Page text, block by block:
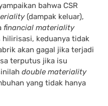
bahwa CSR
(dampak keluar),
financial materiality
hilirisasi, keduanya tidak
akan gagal jika terjadi
terputus jika isu
double materiality
yang tidak hanya